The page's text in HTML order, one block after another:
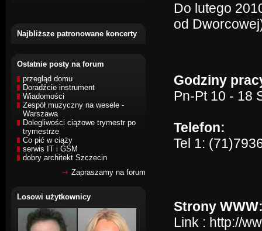
Najbliższe patronowane koncerty
Ostatnie posty na forum
przegląd domu
Doradźcie instrument
Wiadomości
Zespół muzyczny na wesele -
Warszawa
Dolegliwości ciążowe trymestr po
trymestrze
Co pić w ciąży
serwis IT i GSM
dobry architekt Szczecin
Zapraszamy na forum
Losowi użytkownicy
Do lutego
od
Godziny
Pn-Pt 10 - 18
Telefon:
Tel 1:
Strony
Link : http://